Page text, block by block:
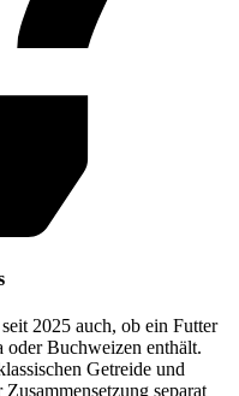
2025 auch, ob ein Futter
oder Buchweizen enthält.
Getreide und
separat